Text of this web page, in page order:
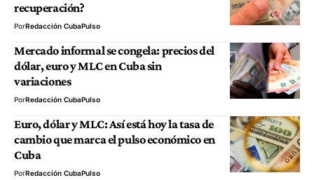
recuperación?
PorRedacción CubaPulso
Mercado informal se congela: precios del
dólar, euro y MLC en Cuba sin
variaciones
PorRedacción CubaPulso
Euro, dólar y MLC: Así está hoy la tasa de
cambio que marca el pulso económico en
Cuba
PorRedacción CubaPulso